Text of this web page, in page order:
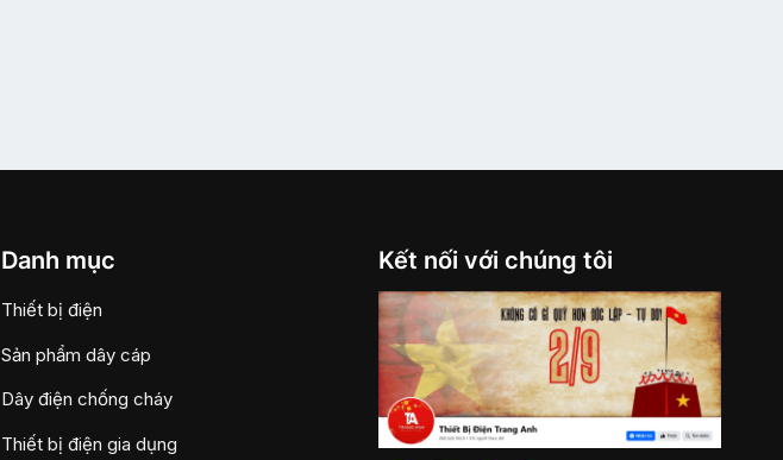
Danh mục
Thiết bị điện
Sản phẩm dây cáp
Dây điện chống cháy
Thiết bị điện gia dụng
Kết nối với chúng tôi